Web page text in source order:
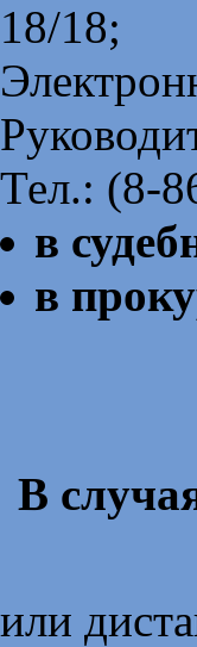
18/18;
Тел.: (8-
в
в
В
или